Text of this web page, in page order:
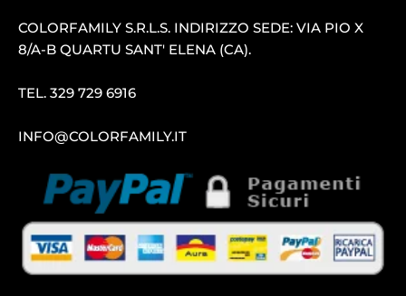
COLORFAMILY S.R.L.S. INDIRIZZO SEDE: VIA PIO X
8/A-B QUARTU SANT′ ELENA (CA).
TEL. 329 729 6916
INFO@COLORFAMILY.IT